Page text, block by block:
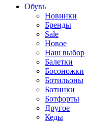
Обувь
Новинки
Бренды
Sale
Новое
Наш выбор
Балетки
Босоножки
Ботильоны
Ботинки
Ботфорты
Другое
Кеды